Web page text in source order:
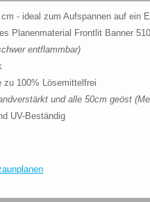
- ideal zum Aufspannen auf ein
Planenmaterial Frontlit Banner
entflammbar)
zu 100% Lösemittelfrei
und alle 50cm geöst
UV-Beständig